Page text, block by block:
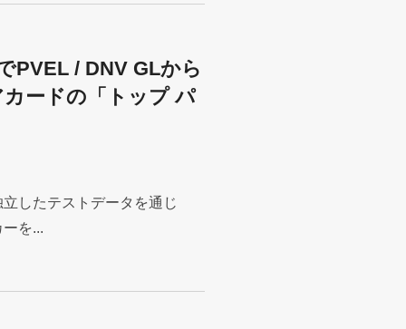
PVEL / DNV GLから
ードの「トップ パ
したテストデータを通じ
を...